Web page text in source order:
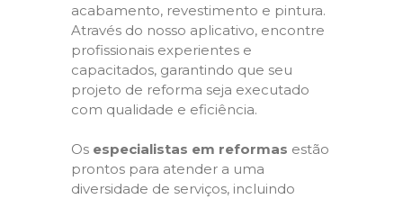
acabamento, revestimento e pintura.
Através do nosso aplicativo, encontre
profissionais experientes e
capacitados, garantindo que seu
projeto de reforma seja executado
com qualidade e eficiência.
Os especialistas em reformas estão
prontos para atender a uma
diversidade de serviços, incluindo